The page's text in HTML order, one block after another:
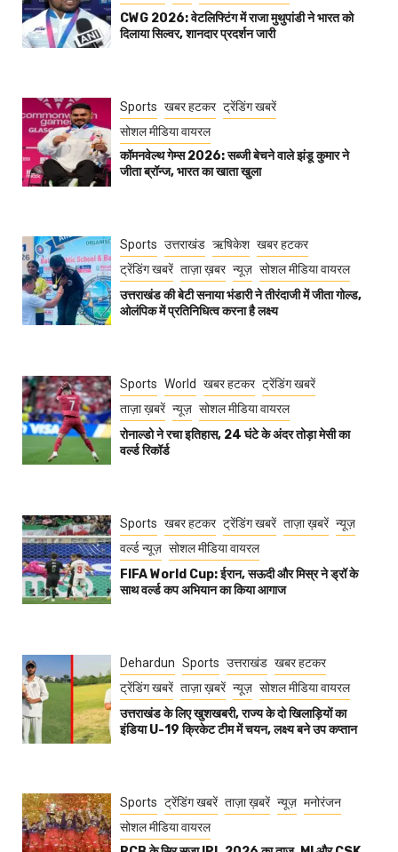
CWG 2026: वेटलिफ्टिंग में राजा मुथुपांडी ने भारत को
दिलाया सिल्वर, शानदार प्रदर्शन जारी
Sports खबर हटकर ट्रेंडिंग खबरें
सोशल मीडिया वायरल
कॉमनवेल्थ गेम्स 2026: सब्जी बेचने वाले झंडू कुमार ने
जीता ब्रॉन्ज, भारत का खाता खुला
Sports उत्तराखंड ऋषिकेश खबर हटकर
ट्रेंडिंग खबरें ताज़ा ख़बर न्यूज़ सोशल मीडिया वायरल
उत्तराखंड की बेटी सनाया भंडारी ने तीरंदाजी में जीता गोल्ड,
ओलंपिक में प्रतिनिधित्व करना है लक्ष्य
Sports World खबर हटकर ट्रेंडिंग खबरें
ताज़ा ख़बरें न्यूज़ सोशल मीडिया वायरल
रोनाल्डो ने रचा इतिहास, 24 घंटे के अंदर तोड़ा मेसी का
वर्ल्ड रिकॉर्ड
Sports खबर हटकर ट्रेंडिंग खबरें ताज़ा ख़बरें न्यूज़
वर्ल्ड न्यूज़ सोशल मीडिया वायरल
FIFA World Cup: ईरान, सऊदी और मिस्र ने ड्रॉ के
साथ वर्ल्ड कप अभियान का किया आगाज
Dehardun Sports उत्तराखंड खबर हटकर
ट्रेंडिंग खबरें ताज़ा ख़बरें न्यूज़ सोशल मीडिया वायरल
उत्तराखंड के लिए खुशखबरी, राज्य के दो खिलाड़ियों का
इंडिया U-19 क्रिकेट टीम में चयन, लक्ष्य बने उप कप्तान
Sports ट्रेंडिंग खबरें ताज़ा ख़बरें न्यूज़ मनोरंजन
सोशल मीडिया वायरल